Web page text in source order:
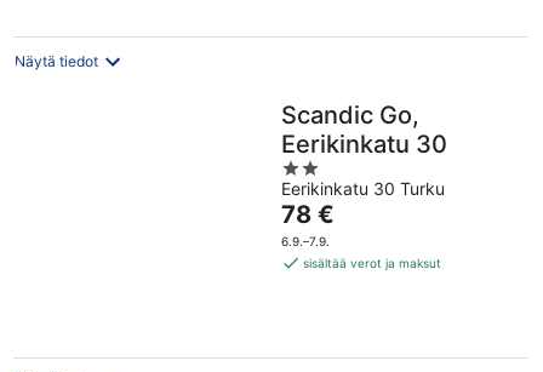
Näytä tiedot
Scandic Go,
Eerikinkatu 30
2
out
of
5
Eerikinkatu 30 Turku
Hinta
on
78 €
78 €
6.9.–7.9.
sisältää verot ja maksut